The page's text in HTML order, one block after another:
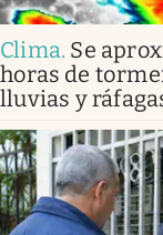
Clima. Se
horas de
lluvias y